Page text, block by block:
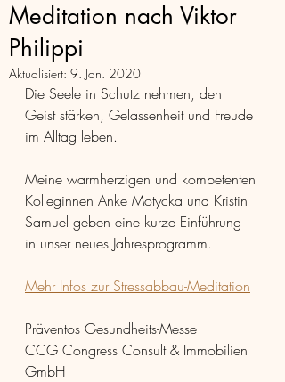
Meditation nach Viktor
Philippi
Aktualisiert: 9. Jan. 2020
Die Seele in Schutz nehmen, den
Geist stärken, Gelassenheit und Freude
im Alltag leben.
Meine warmherzigen und kompetenten
Kolleginnen Anke Motycka und Kristin
Samuel geben eine kurze Einführung
in unser neues Jahresprogramm.
Mehr Infos zur Stressabbau-Meditation
Präventos Gesundheits-Messe
CCG Congress Consult & Immobilien
GmbH